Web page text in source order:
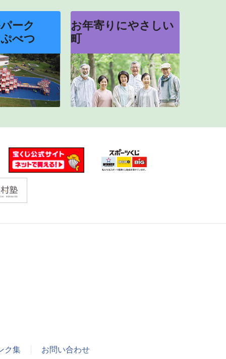
ーク
べつ
お年寄りにやさしい
町
ク集 お問い合わせ